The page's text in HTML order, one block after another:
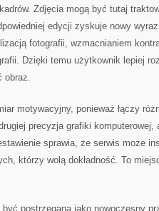
Zdjęcia mogą być tutaj
edycji zyskuje nowy
fotografii, wzmacnianiem
Dzięki temu użytkownik lepiej
obraz.
motywacyjny, ponieważ łączy
precyzja grafiki komputerowej,
sprawia, że serwis może
którzy wolą dokładność. To
postrzegana jako nowoczesny